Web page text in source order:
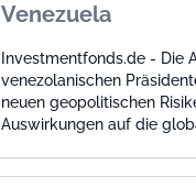
Venezuela
Investmentfonds.de - Die
venezolanischen
neuen geopolitischen
Auswirkungen auf die